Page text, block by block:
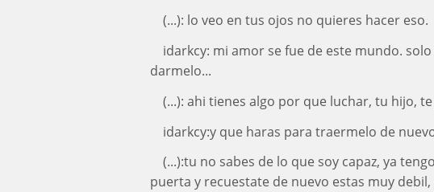
(...): lo veo en tus ojos no quieres hacer eso.
idarkcy: mi amor se fue de este mundo.
darmelo...
(...): ahi tienes algo por que luchar, tu hijo,
idarkcy:y que haras para traermelo de
(...):tu no sabes de lo que soy capaz, ya
puerta y recuestate de nuevo estas muy